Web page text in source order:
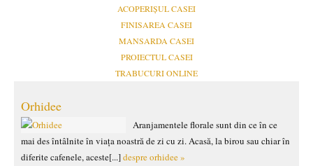
ACOPERIȘUL CASEI
FINISAREA CASEI
MANSARDA CASEI
PROIECTUL CASEI
TRABUCURI ONLINE
Orhidee
Aranjamentele florale sunt din ce în ce
mai des întâlnite în viața noastră de zi cu zi. Acasă, la birou sau chiar în
diferite cafenele, aceste[...]despre orhidee »